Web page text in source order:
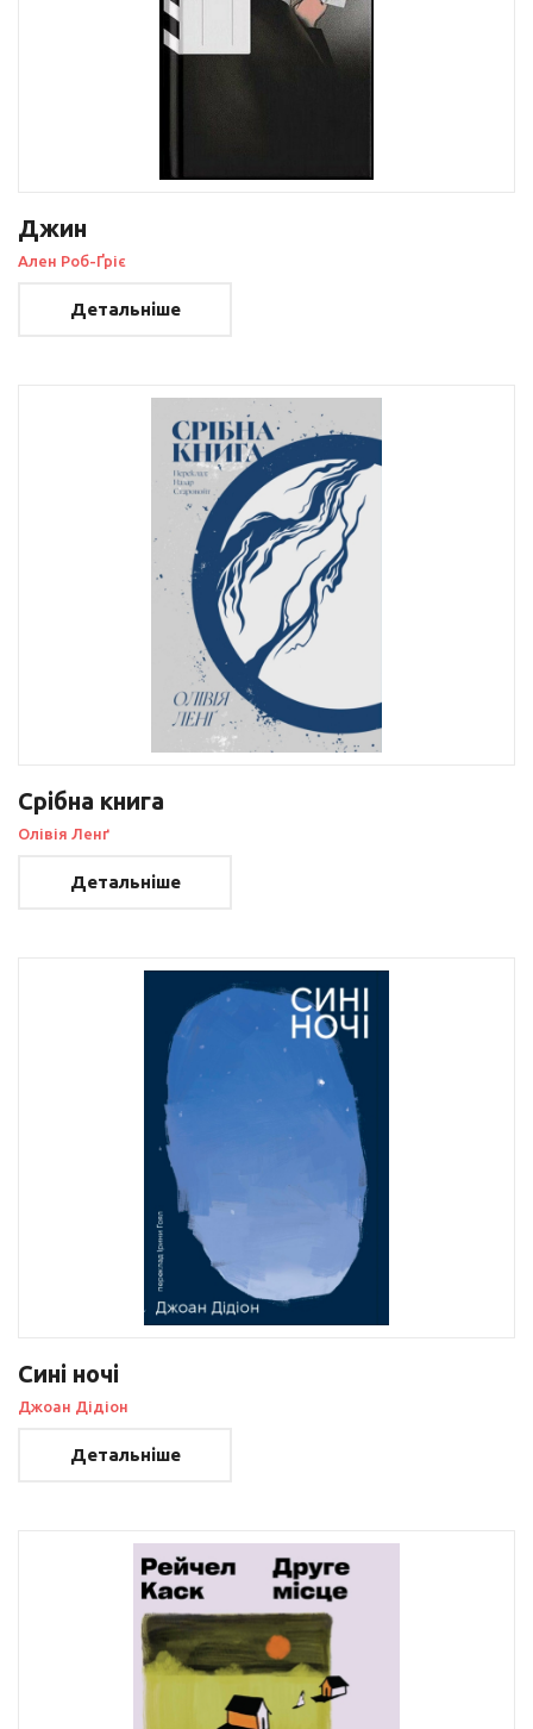
Джин
Ален Роб-Ґріє
Детальніше
Срібна книга
Олівія Ленґ
Детальніше
Сині ночі
Джоан Дідіон
Детальніше